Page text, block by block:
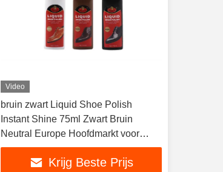
Video
bruin zwart Liquid Shoe Polish
Instant Shine 75ml Zwart Bruin
Neutral Europe Hoofdmarkt voor
schoenen Laarzen
Krijg Beste Prijs